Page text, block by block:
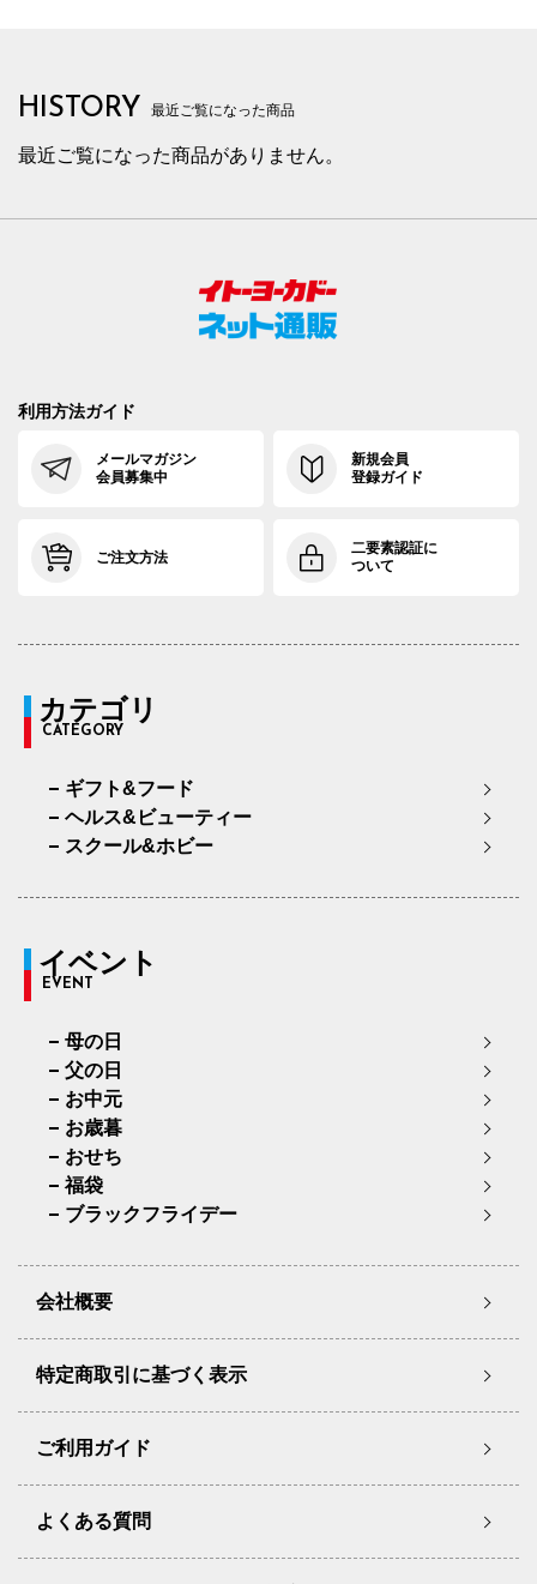
HISTORY 最近ご覧になった商品
最近ご覧になった商品がありません。
利用方法ガイド
メールマガジン
会員募集中
新規会員
登録ガイド
ご注文方法
二要素認証に
ついて
カテゴリ
CATEGORY
ギフト&フード
ヘルス&ビューティー
スクール&ホビー
イベント
EVENT
母の日
父の日
お中元
お歳暮
おせち
福袋
ブラックフライデー
会社概要
特定商取引に基づく表示
ご利用ガイド
よくある質問